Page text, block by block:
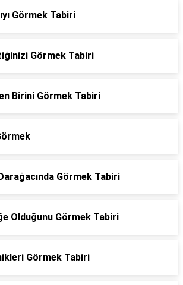
Görmek Tabiri
Görmek Tabiri
Birini Görmek Tabiri
Görmek Tabiri
Olduğunu Görmek Tabiri
Görmek Tabiri